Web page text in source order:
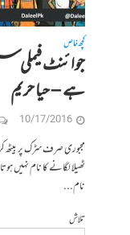
کچھ خاص
جوائنٹ فیملی
ہے – حیا حریم
10/17/2016
مجبوری صرف سڑک پر بیٹھ
ٹھیلا لگانے کا نام نہیں
نام...
تلاش